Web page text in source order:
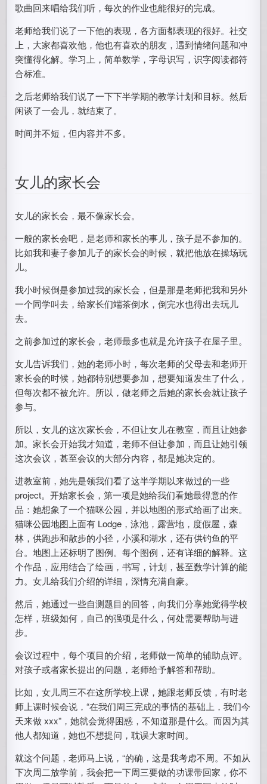
歌曲回来唱给我们听，每次的作业也能很好的完成。
老师给我们说了一下他的表现，各方面都表现的很好。社交
上，大家都喜欢他，他也有喜欢的朋友，遇到情绪问题和冲
突懂得化解。学习上，简单数学，字母识写，识字阅读都符
合标准。
之后老师给我们说了一下下半学期的教学计划和目标。然后
闲谈了一会儿，就结束了。
时间并不短，但内容并不多。
女儿的家长会
女儿的家长会，最不像家长会。
一般的家长会吧，是老师和家长的事儿，孩子是不参加的。
比如我和妻子参加儿子的家长会的时候，就把他放在操场玩
儿。
我小时候倒是参加过我的家长会，但是那是老师把我和另外
一个同学叫去，给家长们端茶倒水，倒完水也得出去玩儿
去。
之前参加过的家长会，老师最多也就是允许孩子在屋子里。
女儿告诉我们，她的老师小时，每次老师的父母去和老师开
家长会的时候，她都特别想要参加，想要知道发生了什么，
但每次都不被允许。所以，做老师之后她的家长会就让孩子
参与。
所以，女儿的这次家长会，不但让女儿在教室，而且让她参
加。家长会开始我才知道，老师不但让参加，而且让她引领
这次会议，甚至会议的大部分内容，都是她决定的。
进教室前，她先是领我们看了这半学期以来做过的一些
project。开始家长会，第一项是她给我们看她最得意的作
品：她想象了一个猫咪公园，并以地图的形式给画了出来。
猫咪公园地图上面有 Lodge，泳池，露营地，度假屋，森
林，供跑步和散步的小径，小溪和湖水，还有供钓鱼的平
台。地图上还标明了图例。每个图例，还有详细的解释。这
个作品，应用结合了绘画，书写，计划，甚至数学计算的能
力。女儿给我们介绍的详细，深情充满自豪。
然后，她通过一些自测题目的回答，向我们分享她觉得学校
怎样，班级如何，自己的强项是什么，何处需要帮助与进
步。
会议过程中，每个项目的介绍，老师做一简单的辅助点评。
对孩子或者家长提出的问题，老师给予解答和帮助。
比如，女儿周三不在这所学校上课，她跟老师反馈，有时老
师上课时候会说，“在我们周三完成的事情的基础上，我们今
天来做 xxx”，她就会觉得困惑，不知道那是什么。而因为其
他人都知道，她也不想提问，耽误大家时间。
就这个问题，老师马上说，“的确，这是我考虑不周。不如从
下次周二放学前，我会把一下周三要做的功课带回家，你不